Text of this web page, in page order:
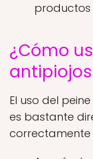
productos
¿Cómo
El uso del
es bastante
correctamente